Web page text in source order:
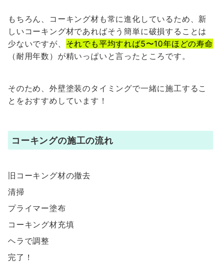
もちろん、コーキング材も常に進化しているため、新
しいコーキング材であればそう簡単に破損することは
少ないですが、 それでも平均すれば5〜10年ほどの寿命
（耐用年数）が精いっぱいと言ったところです。
そのため、外壁塗装のタイミングで一緒に施工するこ
とをおすすめしています！
コーキングの施工の流れ
旧コーキング材の撤去
清掃
プライマー塗布
コーキング材充填
ヘラで調整
完了！